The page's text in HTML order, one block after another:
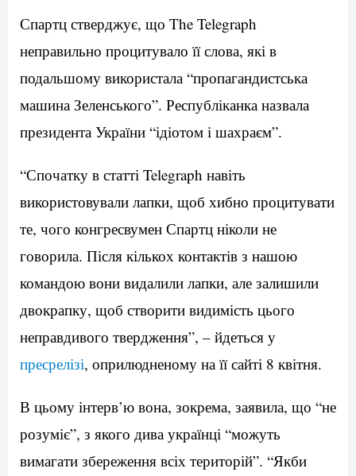
Спартц стверджує, що The Telegraph
неправильно процитувало її слова, які в
подальшому використала “пропагандистська
машина Зеленського”. Республіканка назвала
президента України “ідіотом і шахраєм”.
“Спочатку в статті Telegraph навіть
використовували лапки, щоб хибно процитувати
те, чого конгресвумен Спартц ніколи не
говорила. Після кількох контактів з нашою
командою вони видалили лапки, але залишили
двокрапку, щоб створити видимість цього
неправдивого твердження”, – йдеться у
пресрелізі, оприлюдненому на її сайті 8 квітня.
В цьому інтерв’ю вона, зокрема, заявила, що “не
розуміє”, з якого дива українці “можуть
вимагати збереження всіх територій”. “Якби